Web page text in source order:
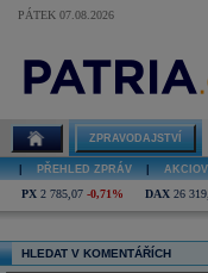
PÁTEK 07.08.2026
ZPRAVODAJSTVÍ
PŘEHLED ZPRÁV
PX 2 785,07 -0,71% DAX 26
HLEDAT V KOMENTÁŘÍCH